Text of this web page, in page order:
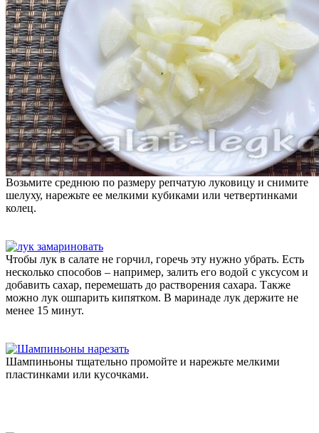
Возьмите среднюю по размеру репчатую луковицу и снимите
шелуху, нарежьте ее мелкими кубиками или четвертинками
колец.
Чтобы лук в салате не горчил, горечь эту нужно убрать. Есть
несколько способов – например, залить его водой с уксусом и
добавить сахар, перемешать до растворения сахара. Также
можно лук ошпарить кипятком. В маринаде лук держите не
менее 15 минут.
Шампиньоны тщательно промойте и нарежьте мелкими
пластинками или кусочками.